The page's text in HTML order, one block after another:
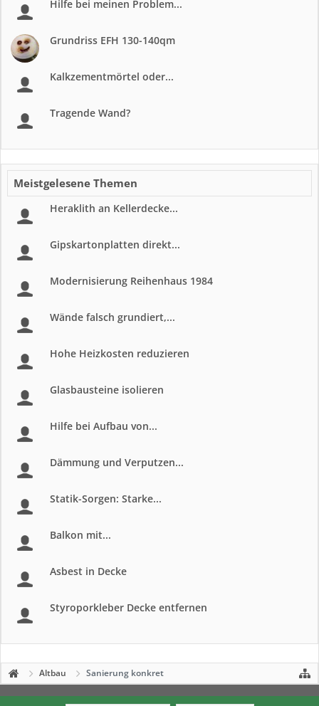
Hilfe bei meinen Problem...
Grundriss EFH 130-140qm
Kalkzementmörtel oder...
Tragende Wand?
Meistgelesene Themen
Heraklith an Kellerdecke...
Gipskartonplatten direkt...
Modernisierung Reihenhaus 1984
Wände falsch grundiert,...
Hohe Heizkosten reduzieren
Glasbausteine isolieren
Hilfe bei Aufbau von...
Dämmung und Verputzen...
Statik-Sorgen: Starke...
Balkon mit...
Asbest in Decke
Styroporkleber Decke entfernen
Altbau Sanierung konkret